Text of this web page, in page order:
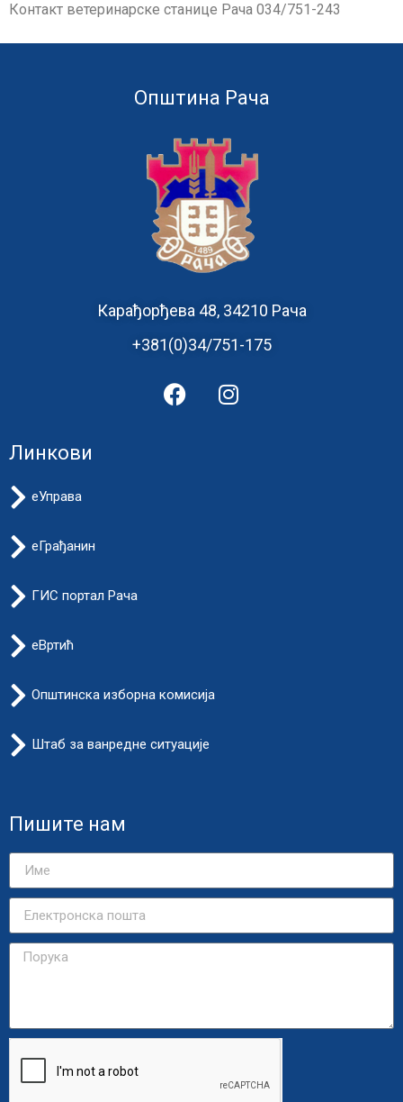
Контакт ветеринарске станице Рача 034/751-243
Општина Рача
Карађорђева 48, 34210 Рача
+381(0)34/751-175
Линкови
еУправа
еГрађанин
ГИС портал Рача
еВртић
Општинска изборна комисија
Штаб за ванредне ситуације
Пишите нам